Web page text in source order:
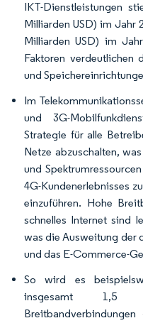
IKT-Dienstleistungen
Milliarden USD) im Jahr
Milliarden USD) im
Faktoren verdeutlichen
und
Im
und 3G-
Strategie für alle
Netze abzuschalten,
und
4G-Kundenerlebnisses
einzuführen. Hohe
schnelles Internet sind
was die Ausweitung der
und das E-Commerce-
So wird es
insgesamt 1,5